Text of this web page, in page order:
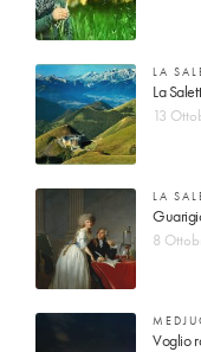
LA
La
13
LA
8
Voglio